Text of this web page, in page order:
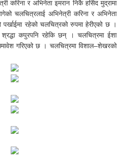
करिना र अभिनेता इमरान निकै हर्सिद मुद्रामा
चलचित्रलाई अभिनेत्री करिना र अभिनेता
रहेको चलचित्रको रुपमा हेरीएको छ ।
कपुरपनि रहेकि छन् । चलचित्रमा ईशा
गरिएको छ । चलचित्रमा विशाल–शेखरको